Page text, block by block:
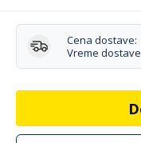
Cena dostave:
Vreme